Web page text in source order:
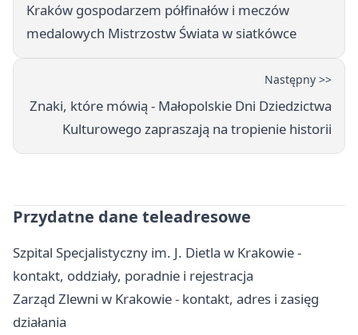
Kraków gospodarzem półfinałów i meczów
medalowych Mistrzostw Świata w siatkówce
Następny >>
Znaki, które mówią - Małopolskie Dni Dziedzictwa
Kulturowego zapraszają na tropienie historii
Przydatne dane teleadresowe
Szpital Specjalistyczny im. J. Dietla w Krakowie -
kontakt, oddziały, poradnie i rejestracja
Zarząd Zlewni w Krakowie - kontakt, adres i zasięg
działania